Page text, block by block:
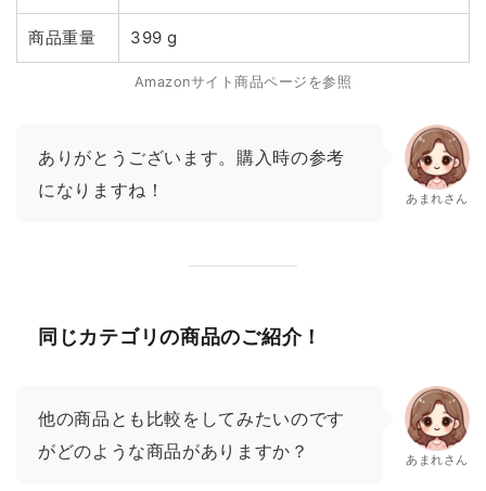
商品重量 399 g
Amazonサイト商品ページを参照
ありがとうございます。購入時の参考
になりますね！
あまれさん
同じカテゴリの商品のご紹介！
他の商品とも比較をしてみたいのです
がどのような商品がありますか？
あまれさん